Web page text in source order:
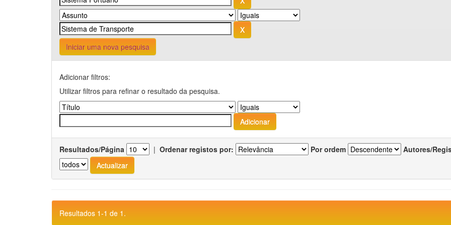
Iniciar uma nova pesquisa
Adicionar filtros:
Utilizar filtros para refinar o resultado da pesquisa.
Resultados/Página | Ordenar registos por: Por ordem Autores/
Resultados 1-1 de 1.